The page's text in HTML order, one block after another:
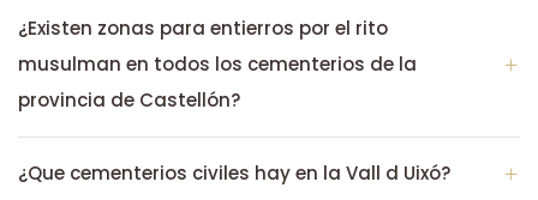
¿Existen zonas para entierros por el rito
musulman en todos los cementerios de la
provincia de Castellón?
¿Que cementerios civiles hay en la Vall d Uixó?